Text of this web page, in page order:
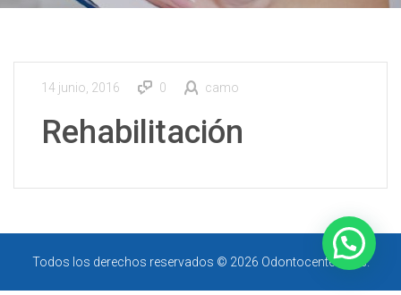
14 junio, 2016 0 camo
Rehabilitación
Todos los derechos reservados © 2026 Odontocenter Plus.